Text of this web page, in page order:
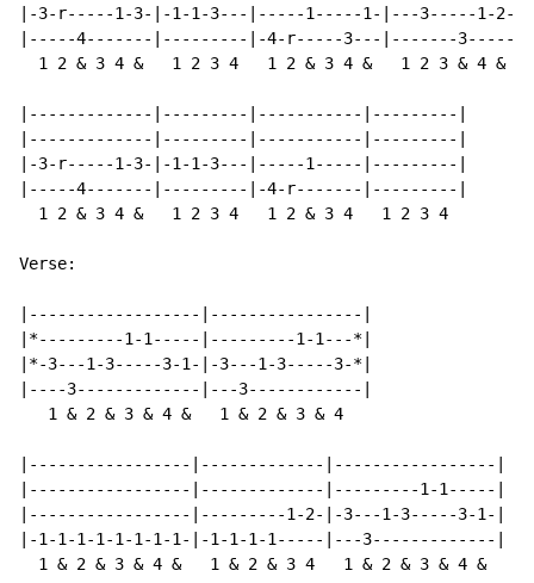
|-3-r-----1-3-|-1-1-3---|-----1-----1-|---3-----1-2-|
|-----4-------|---------|-4-r-----3---|-------3-----|
  1 2 & 3 4 &   1 2 3 4   1 2 & 3 4 &   1 2 3 & 4 &
|-------------|---------|-----------|---------|
|-------------|---------|-----------|---------|
|-3-r-----1-3-|-1-1-3---|-----1-----|---------|
|-----4-------|---------|-4-r-------|---------|
  1 2 & 3 4 &   1 2 3 4   1 2 & 3 4   1 2 3 4
Verse:
|------------------|----------------|
|*---------1-1-----|---------1-1---*|
|*-3---1-3-----3-1-|-3---1-3-----3-*|
|----3-------------|---3------------|
   1 & 2 & 3 & 4 &   1 & 2 & 3 & 4
|-----------------|-------------|-----------------|
|-----------------|-------------|---------1-1-----|
|-----------------|---------1-2-|-3---1-3-----3-1-|
|-1-1-1-1-1-1-1-1-|-1-1-1-1-----|---3-------------|
  1 & 2 & 3 & 4 &   1 & 2 & 3 4   1 & 2 & 3 & 4 &